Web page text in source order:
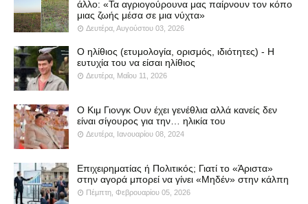
άλλο: «Τα αγριογούρουνα μας παίρνουν τον κόπο
μιας ζωής μέσα σε μια νύχτα»
Δευτέρα, Αυγούστου 03, 2026
Ο ηλίθιος (ετυμολογία, ορισμός, ιδιότητες) - Η
ευτυχία του να είσαι ηλίθιος
Δευτέρα, Μαΐου 11, 2026
Ο Κιμ Γιονγκ Ουν έχει γενέθλια αλλά κανείς δεν
είναι σίγουρος για την… ηλικία του
Δευτέρα, Ιανουαρίου 08, 2024
Επιχειρηματίας ή Πολιτικός; Γιατί το «Άριστα»
στην αγορά μπορεί να γίνει «Μηδέν» στην κάλπη
Πέμπτη, Φεβρουαρίου 05, 2026